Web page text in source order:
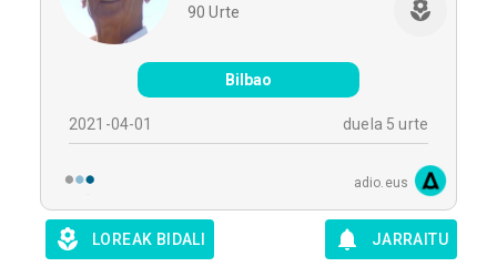
90 Urte
Bilbao
2021-04-01 duela 5 urte
adio.eus
LOREAK BIDALI JARRAITU